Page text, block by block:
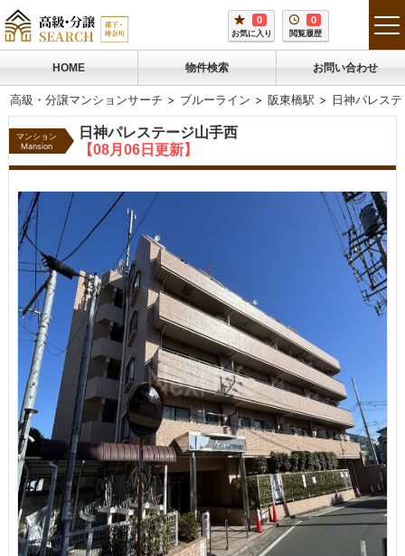
0
お気に入り
0
閲覧履歴
HOME 物件検索 お問い合わせ
高級・分譲マンションサーチ ブルーライン 阪東橋駅 日神パレス
マンション
Mansion
日神パレステージ山手西
【08月06日更新】